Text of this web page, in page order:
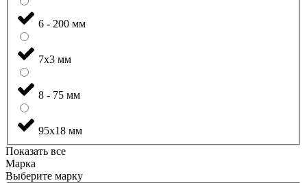
6 - 200 мм
7x3 мм
8 - 75 мм
95x18 мм
Показать все
Марка
Выберите марку